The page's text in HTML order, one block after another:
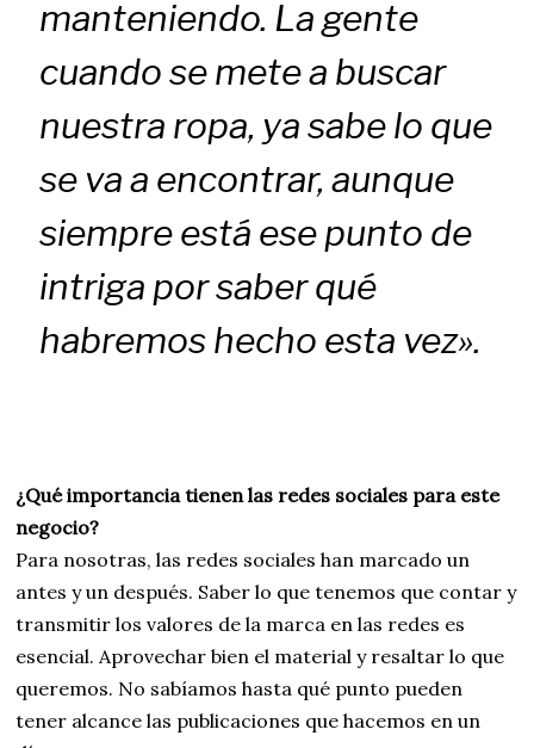
manteniendo. La gente
cuando se mete a buscar
nuestra ropa, ya sabe lo que
se va a encontrar, aunque
siempre está ese punto de
intriga por saber qué
habremos hecho esta vez».
¿Qué importancia tienen las redes sociales para este
negocio?
Para nosotras, las redes sociales han marcado un
antes y un después. Saber lo que tenemos que contar y
transmitir los valores de la marca en las redes es
esencial. Aprovechar bien el material y resaltar lo que
queremos. No sabíamos hasta qué punto pueden
tener alcance las publicaciones que hacemos en un